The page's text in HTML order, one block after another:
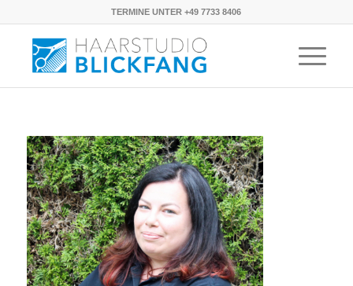
TERMINE UNTER +49 7733 8406